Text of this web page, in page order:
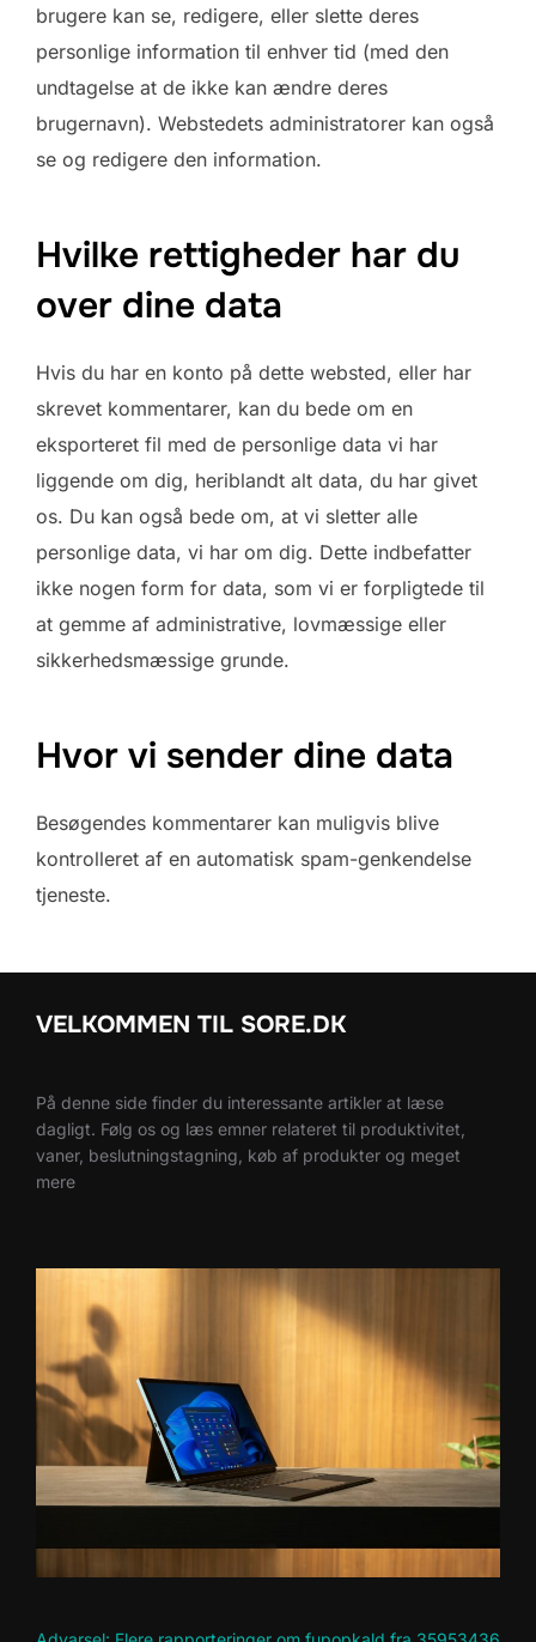
brugere kan se, redigere, eller slette deres
personlige information til enhver tid (med den
undtagelse at de ikke kan ændre deres
brugernavn). Webstedets administratorer kan også
se og redigere den information.
Hvilke rettigheder har du
over dine data
Hvis du har en konto på dette websted, eller har
skrevet kommentarer, kan du bede om en
eksporteret fil med de personlige data vi har
liggende om dig, heriblandt alt data, du har givet
os. Du kan også bede om, at vi sletter alle
personlige data, vi har om dig. Dette indbefatter
ikke nogen form for data, som vi er forpligtede til
at gemme af administrative, lovmæssige eller
sikkerhedsmæssige grunde.
Hvor vi sender dine data
Besøgendes kommentarer kan muligvis blive
kontrolleret af en automatisk spam-genkendelse
tjeneste.
VELKOMMEN TIL SORE.DK
På denne side finder du interessante artikler at læse
dagligt. Følg os og læs emner relateret til produktivitet,
vaner, beslutningstagning, køb af produkter og meget
mere